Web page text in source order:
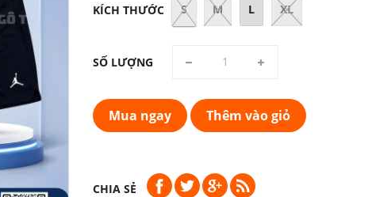
KÍCH THƯỚC S M L XL
SỐ LƯỢNG
Mua ngay Thêm vào giỏ
CHIA SẺ